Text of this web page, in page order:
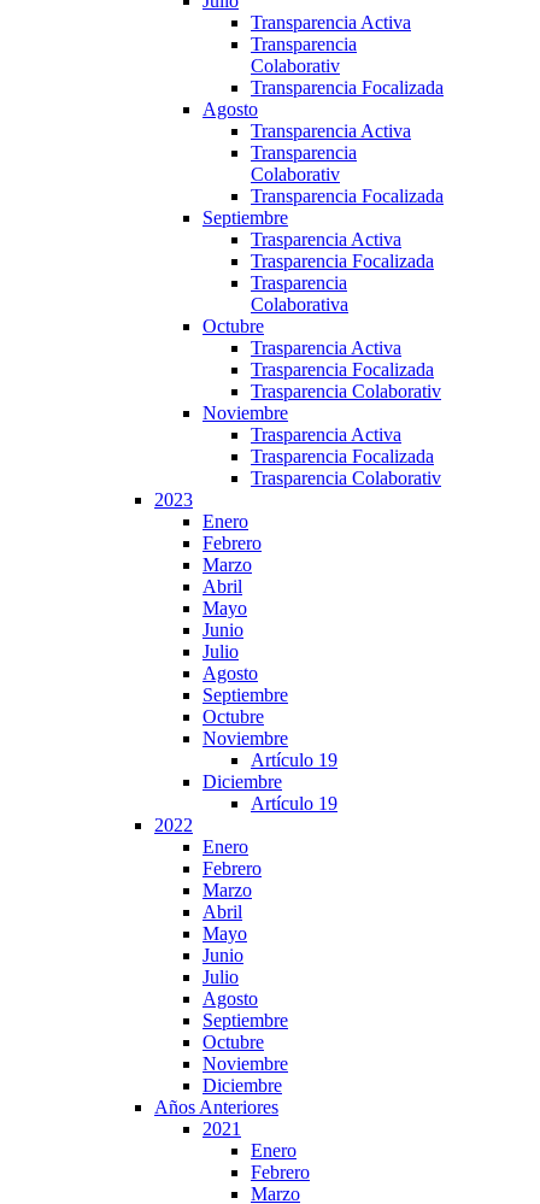
Transparencia Activa
Transparencia
Colaborativ
Transparencia Focalizada
Agosto
Transparencia Activa
Transparencia
Colaborativ
Transparencia Focalizada
Septiembre
Trasparencia Activa
Trasparencia Focalizada
Trasparencia
Colaborativa
Octubre
Trasparencia Activa
Trasparencia Focalizada
Trasparencia Colaborativ
Noviembre
Trasparencia Activa
Trasparencia Focalizada
Trasparencia Colaborativ
2023
Enero
Febrero
Marzo
Abril
Mayo
Junio
Julio
Agosto
Septiembre
Octubre
Noviembre
Artículo 19
Diciembre
Artículo 19
2022
Enero
Febrero
Marzo
Abril
Mayo
Junio
Julio
Agosto
Septiembre
Octubre
Noviembre
Diciembre
Años Anteriores
2021
Enero
Febrero
Marzo